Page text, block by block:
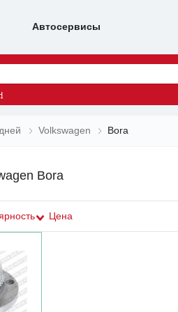
Автосервисы
Volkswagen Bora
Bora
Цена